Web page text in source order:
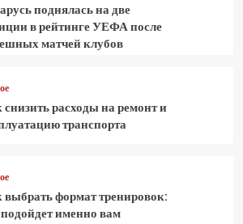
поднялась на две
в рейтинге УЕФА после
матчей клубов
расходы на ремонт и
транспорта
формат тренировок:
именно вам